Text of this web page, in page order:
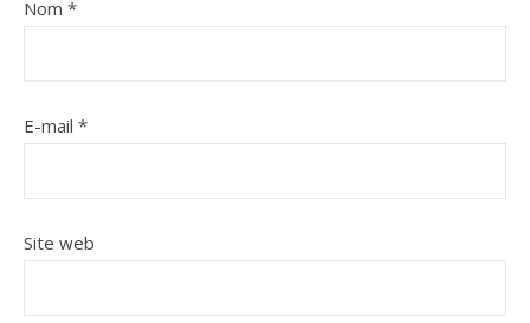
Nom *
E-mail *
Site web